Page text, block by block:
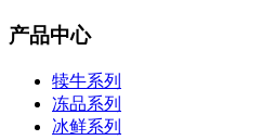
产品中心
犊牛系列
冻品系列
冰鲜系列